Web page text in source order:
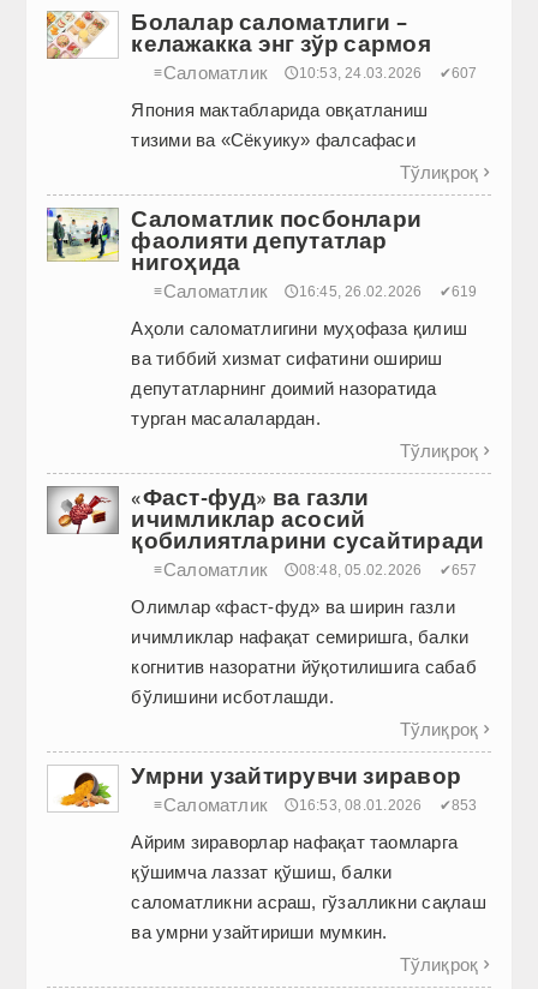
Болалар саломатлиги –
келажакка энг зўр сармоя
≡Саломатлик 🕔10:53, 24.03.2026 ✔607
Япония мактабларида овқатланиш
тизими ва «Сёкуику» фалсафаси
Тўлиқроқ 
Саломатлик посбонлари
фаолияти депутатлар
нигоҳида
≡Саломатлик 🕔16:45, 26.02.2026 ✔619
Аҳоли саломатлигини муҳофаза қилиш
ва тиббий хизмат сифатини ошириш
депутатларнинг доимий назоратида
турган масалалардан.
Тўлиқроқ 
«Фаст-фуд» ва газли
ичимликлар асосий
қобилиятларини сусайтиради
≡Саломатлик 🕔08:48, 05.02.2026 ✔657
Олимлар «фаст-фуд» ва ширин газли
ичимлик­лар нафақат семиришга, балки
когнитив назоратни йўқотилишига сабаб
бўлишини исботлашди.
Тўлиқроқ 
Умрни узайтирувчи зиравор
≡Саломатлик 🕔16:53, 08.01.2026 ✔853
Айрим зираворлар нафақат таомларга
қўшимча лаззат қўшиш, балки
саломатликни асраш, гўзалликни сақлаш
ва умрни узайтириши мумкин.
Тўлиқроқ 